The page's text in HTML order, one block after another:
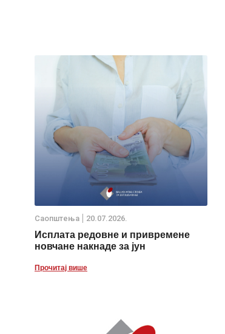
Саопштења 20.07.2026.
Исплата редовне и привремене
новчане накнаде за јун
Прочитај више